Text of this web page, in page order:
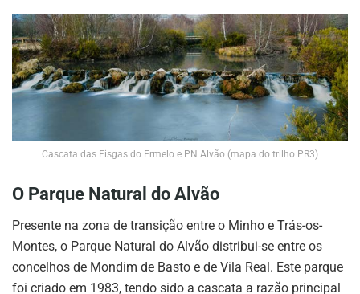
Cascata das Fisgas do Ermelo e PN Alvão (mapa do trilho PR3)
O Parque Natural do Alvão
Presente na zona de transição entre o Minho e Trás-os-
Montes, o Parque Natural do Alvão distribui-se entre os
concelhos de Mondim de Basto e de Vila Real. Este parque
foi criado em 1983, tendo sido a cascata a razão principal